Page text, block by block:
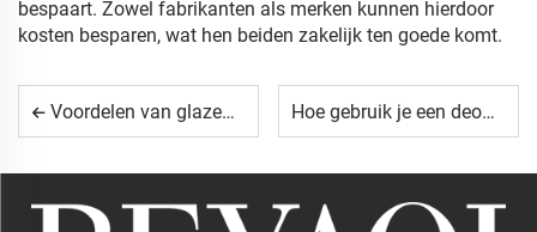
bespaart. Zowel fabrikanten als merken kunnen hierdoor
kosten besparen, wat hen beiden zakelijk ten goede komt.
Voordelen van glazen rollerflessen voor huidverzorgingsoliën Hoe gebruik je een deodorantstiftfles voor gemakkelijke aanbrenging?